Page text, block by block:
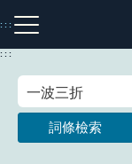
到
主
:::
注音索引圖示
:::
詞條檢索